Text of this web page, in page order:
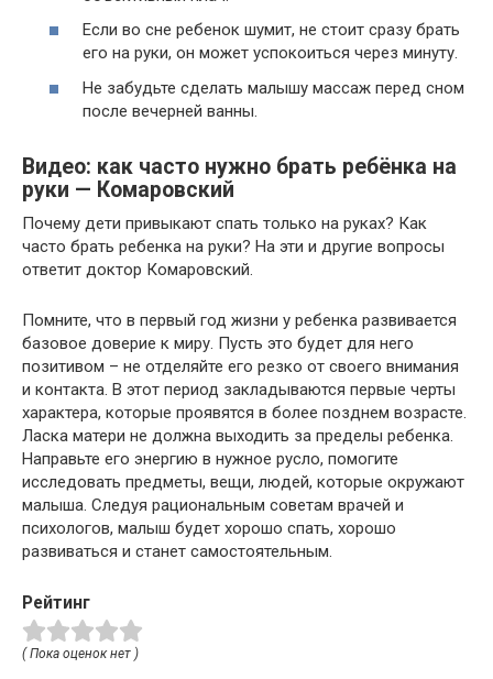
Если во сне ребенок шумит, не стоит сразу брать
его на руки, он может успокоиться через минуту.
Не забудьте сделать малышу массаж перед сном
после вечерней ванны.
Видео: как часто нужно брать ребёнка на
руки — Комаровский
Почему дети привыкают спать только на руках? Как
часто брать ребенка на руки? На эти и другие вопросы
ответит доктор Комаровский.
Помните, что в первый год жизни у ребенка развивается
базовое доверие к миру. Пусть это будет для него
позитивом – не отделяйте его резко от своего внимания
и контакта. В этот период закладываются первые черты
характера, которые проявятся в более позднем возрасте.
Ласка матери не должна выходить за пределы ребенка.
Направьте его энергию в нужное русло, помогите
исследовать предметы, вещи, людей, которые окружают
малыша. Следуя рациональным советам врачей и
психологов, малыш будет хорошо спать, хорошо
развиваться и станет самостоятельным.
Рейтинг
( Пока оценок нет )